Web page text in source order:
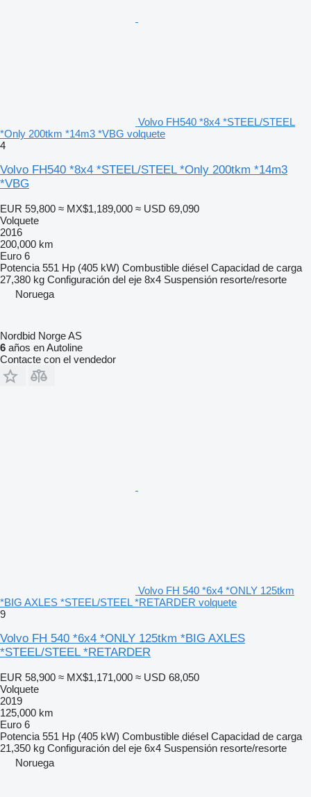
Volvo FH540 *8x4 *STEEL/STEEL
*Only 200tkm *14m3 *VBG volquete
4
Volvo FH540 *8x4 *STEEL/STEEL *Only 200tkm *14m3
*VBG
EUR 59,800 ≈ MX$1,189,000 ≈ USD 69,090
Volquete
2016
200,000 km
Euro 6
Potencia 551 Hp (405 kW) Combustible diésel Capacidad de carga
27,380 kg Configuración del eje 8x4 Suspensión resorte/resorte
Noruega
Nordbid Norge AS
6 años en Autoline
Contacte con el vendedor
Volvo FH 540 *6x4 *ONLY 125tkm
*BIG AXLES *STEEL/STEEL *RETARDER volquete
9
Volvo FH 540 *6x4 *ONLY 125tkm *BIG AXLES
*STEEL/STEEL *RETARDER
EUR 58,900 ≈ MX$1,171,000 ≈ USD 68,050
Volquete
2019
125,000 km
Euro 6
Potencia 551 Hp (405 kW) Combustible diésel Capacidad de carga
21,350 kg Configuración del eje 6x4 Suspensión resorte/resorte
Noruega